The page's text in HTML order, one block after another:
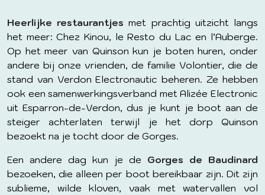
Heerlijke restaurantjes met prachtig uitzicht langs
het meer: Chez Kinou, le Resto du Lac en l’Auberge.
Op het meer van Quinson kun je boten huren, onder
andere bij onze vrienden, de familie Volontier, die de
stand van Verdon Electronautic beheren. Ze hebben
ook een samenwerkingsverband met Alizée Electronic
uit Esparron-de-Verdon, dus je kunt je boot aan de
steiger achterlaten terwijl je het dorp Quinson
bezoekt na je tocht door de Gorges.
Een andere dag kun je de Gorges de Baudinard
bezoeken, die alleen per boot bereikbaar zijn. Dit zijn
sublieme, wilde kloven, vaak met watervallen vol